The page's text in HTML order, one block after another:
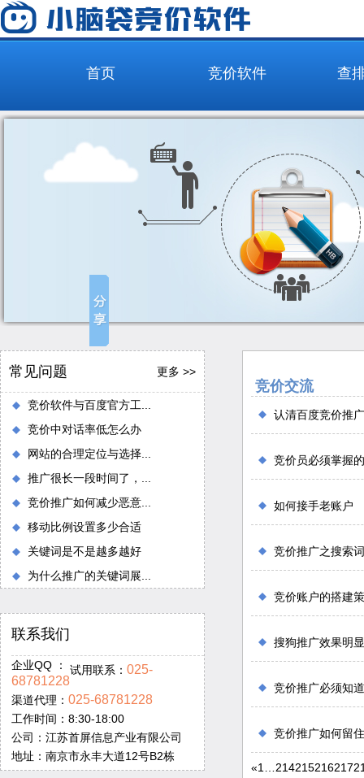
首页 竞价软件 查
常见问题 更多 >>
竞价软件与百度官方工...
竞价中对话率低怎么办
网站的合理定位与选择...
推广很长一段时间了，...
竞价推广如何减少恶意...
移动比例设置多少合适
关键词是不是越多越好
为什么推广的关键词展...
联系我们
企业QQ ： 试用联系： 025-
68781228
渠道代理： 025-68781228
工作时间：8:30-18:00
公司：江苏首屏信息产业有限公司
地址：南京市永丰大道12号B2栋
竞价交流
认清百度竞价推
竞价员必须掌握
如何接手老账户
竞价推广之搜索
竞价账户的搭建
搜狗推广效果明
竞价推广必须知
竞价推广如何留
«1 214215216217